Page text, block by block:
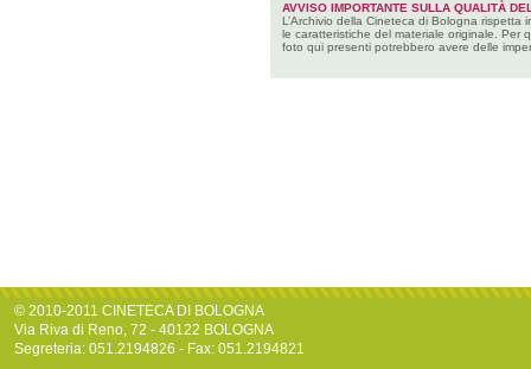
AVVISO IMPORTANTE SULLA QUALITÀ
L’Archivio della Cineteca di Bologna rispetta
le caratteristiche del materiale originale. Per
foto qui presenti potrebbero avere delle
© 2010-2011 CINETECA DI BOLOGNA
Via Riva di Reno, 72 - 40122 BOLOGNA
Segreteria: 051.2194826 - Fax: 051.2194821